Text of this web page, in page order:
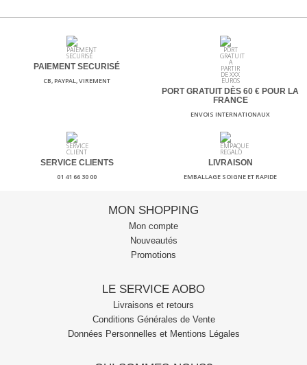
PAIEMENT SECURISÉ
CB, PAYPAL, VIREMENT
PORT GRATUIT DÈS 60 € POUR LA
FRANCE
ENVOIS INTERNATIONAUX
SERVICE CLIENTS
01 41 66 30 00
LIVRAISON
EMBALLAGE SOIGNE ET RAPIDE
MON SHOPPING
Mon compte
Nouveautés
Promotions
LE SERVICE AOBO
Livraisons et retours
Conditions Générales de Vente
Données Personnelles et Mentions Légales